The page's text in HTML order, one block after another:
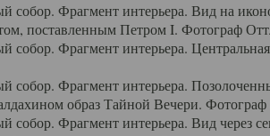
Фрагмент интерьера. Вид на
поставленным Петром I. Фотограф
Фрагмент интерьера. Центральная
Фрагмент интерьера.
образ Тайной Вечери.
Фрагмент интерьера. Вид через